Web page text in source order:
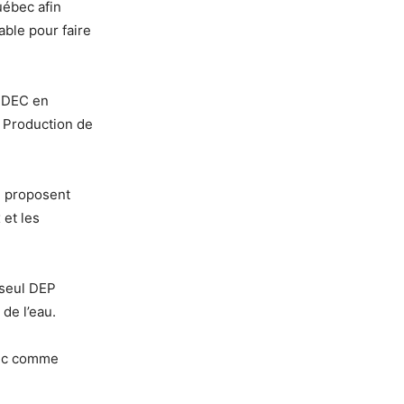
afin
pour faire
en
Production de
proposent
et les
DEP
l’eau.
comme